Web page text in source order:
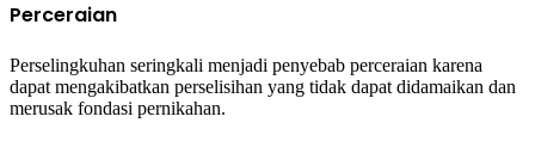
Perceraian
Perselingkuhan seringkali menjadi penyebab perceraian karena
dapat mengakibatkan perselisihan yang tidak dapat didamaikan dan
merusak fondasi pernikahan.